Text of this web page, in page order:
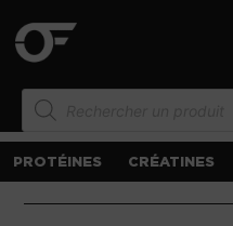
PROTÉINES CRÉATINES